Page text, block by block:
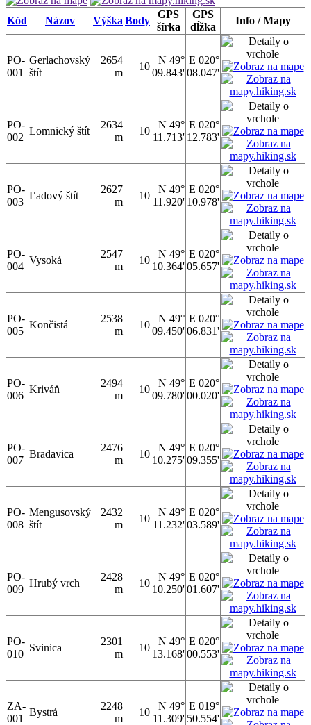
Kód Názov Výška Body
GPS
šírka
GPS
dĺžka
Info / Mapy
PO-
001
Gerlachovský
štít
2654
m
10
N 49°
09.843'
E 020°
08.047'
PO-
002
Lomnický štít
2634
m
10
N 49°
11.713'
E 020°
12.783'
PO-
003
Ľadový štít
2627
m
10
N 49°
11.920'
E 020°
10.978'
PO-
004
Vysoká
2547
m
10
N 49°
10.364'
E 020°
05.657'
PO-
005
Končistá
2538
m
10
N 49°
09.450'
E 020°
06.831'
PO-
006
Kriváň
2494
m
10
N 49°
09.780'
E 020°
00.020'
PO-
007
Bradavica
2476
m
10
N 49°
10.275'
E 020°
09.355'
PO-
008
Mengusovský
štít
2432
m
10
N 49°
11.232'
E 020°
03.589'
PO-
009
Hrubý vrch
2428
m
10
N 49°
10.250'
E 020°
01.607'
PO-
010
Svinica
2301
m
10
N 49°
13.168'
E 020°
00.553'
ZA-
001
Bystrá
2248
m
10
N 49°
11.309'
E 019°
50.554'